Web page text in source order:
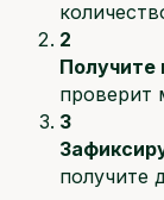
2
проверит
3
получите